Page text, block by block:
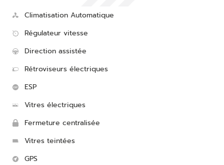
Climatisation Automatique
Régulateur vitesse
Direction assistée
Rétroviseurs électriques
ESP
Vitres électriques
Fermeture centralisée
Vitres teintées
GPS